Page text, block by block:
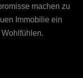
machen zu
Immobilie ein